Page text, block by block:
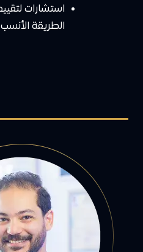
استشارات
الطريقة